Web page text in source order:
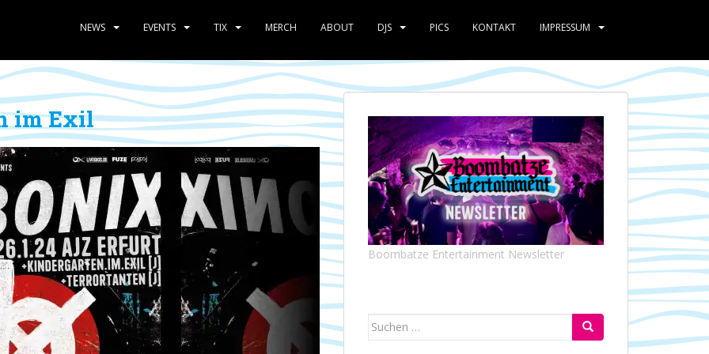
NEWS EVENTS TIX MERCH ABOUT DJS PICS KONTAKT IMPRESSUM
im Exil
Boombatze Entertainment Newsletter
Suchen